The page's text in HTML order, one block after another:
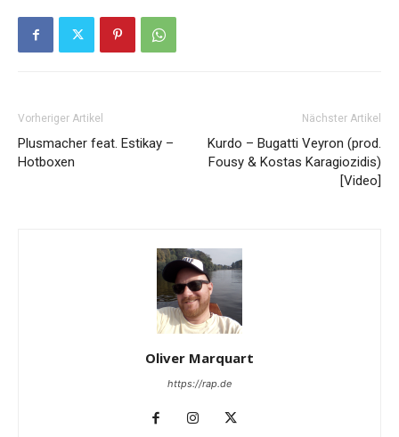
Vorheriger Artikel
Plusmacher feat. Estikay –
Hotboxen
Nächster Artikel
Kurdo – Bugatti Veyron (prod.
Fousy & Kostas Karagiozidis)
[Video]
Oliver Marquart
https://rap.de